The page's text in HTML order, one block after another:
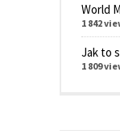
World
1 842
Jak to
1 809